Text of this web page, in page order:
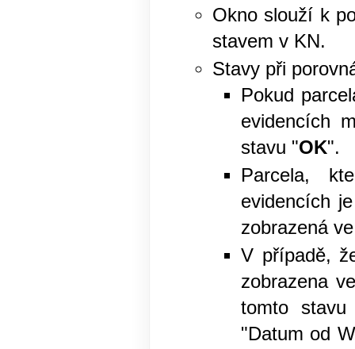
Okno slouží k
stavem v KN.
Stavy při
Pokud
evidencích
stavu "OK".
Parcela,
evidencích
zobrazená
V případě,
zobrazena
tomto
"Datum od